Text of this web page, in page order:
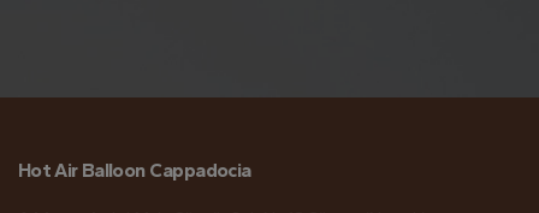
Hot Air Balloon Cappadocia